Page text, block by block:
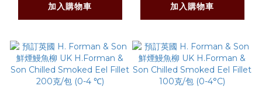
加入購物車 加入購物車